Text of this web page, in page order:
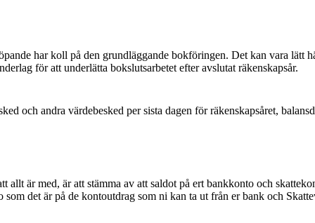
har koll på den grundläggande bokföringen. Det kan vara lätt
för att underlätta bokslutsarbetet efter avslutat räkenskapsår.
och andra värdebesked per sista dagen för räkenskapsåret,
allt är med, är att stämma av att saldot på ert bankkonto och
som det är på de kontoutdrag som ni kan ta ut från er bank och